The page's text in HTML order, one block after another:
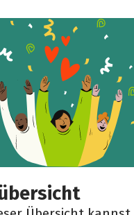
mit noch mehr
Facebook WhatsApp